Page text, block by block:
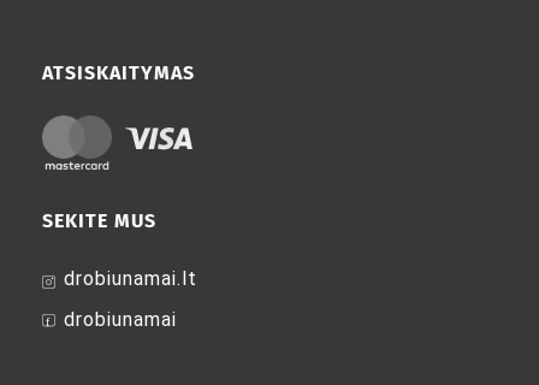
SEKITE MUS
drobiunamai.lt
drobiunamai
ATSISKAITYMAS